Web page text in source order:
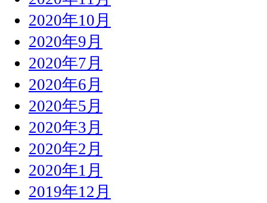
2020年10月
2020年9月
2020年7月
2020年6月
2020年5月
2020年3月
2020年2月
2020年1月
2019年12月